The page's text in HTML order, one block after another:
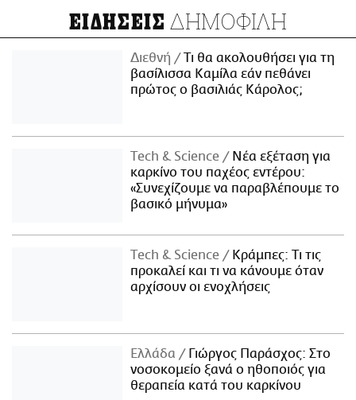
ΕΙΔΗΣΕΙΣ ΔΗΜΟΦΙΛΗ
Διεθνή
Τι θα ακολουθήσει για τη
βασίλισσα Καμίλα εάν πεθάνει
πρώτος ο βασιλιάς Κάρολος;
Τech & Science
Νέα εξέταση για
καρκίνο του παχέος εντέρου:
«Συνεχίζουμε να παραβλέπουμε το
βασικό μήνυμα»
Τech & Science
Κράμπες: Τι τις
προκαλεί και τι να κάνουμε όταν
αρχίσουν οι ενοχλήσεις
Ελλάδα
Γιώργος Παράσχος: Στο
νοσοκομείο ξανά ο ηθοποιός για
θεραπεία κατά του καρκίνου